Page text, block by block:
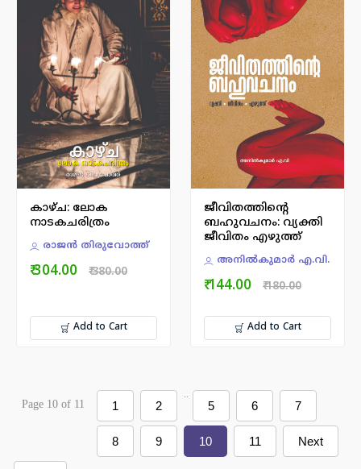
കാഴ്ച: ലോക
നാടകചരിത്രം
രാജന്‍ തിരുവോത്ത്
₹ 304.00 ₹ 380.00
Add to Cart
ജീവിതത്തിന്റെ
ബഹുവചനം: വ്യക്തി
ജീവിതം എഴുത്ത്
അനില്‍കുമാര്‍ എ.വി.
₹ 144.00 ₹ 180.00
Add to Cart
Page 10 of 11 1 2
..
5 6 7
8 9 10 11 Next